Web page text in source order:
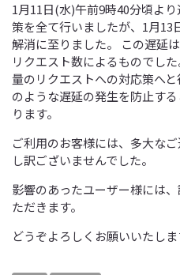
1月11日(水)午前9時40分頃よ
策を全て行いましたが、1月
解消に至りました。 この遅延
リクエスト数によるものでし
量のリクエストへの対応策へ
のような遅延の発生を防止す
ります。
ご利用のお客様には、多大な
し訳ございませんでした。
影響のあったユーザー様には
ただきます。
どうぞよろしくお願いいたしま